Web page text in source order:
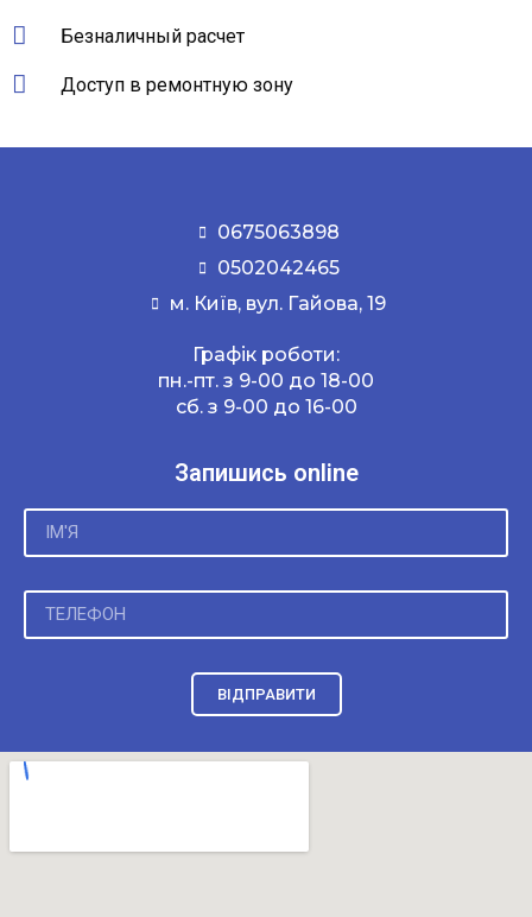
Безналичный расчет
Доступ в ремонтную зону
0675063898
0502042465
м. Київ, вул. Гайова, 19
Графік роботи:
пн.-пт. з 9-00 до 18-00
сб. з 9-00 до 16-00
Запишись online
ВІДПРАВИТИ